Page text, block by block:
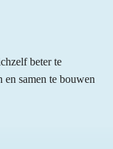
beter te
en samen te bouwen